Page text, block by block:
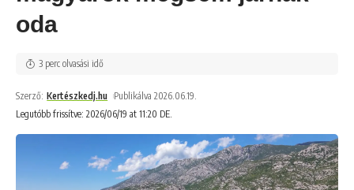
oda
Legutóbb frissítve: 2026/06/19 at 11:20 DE.
Szerző: Kertészkedj.hu Publikálva 2026.06.19.
3 perc olvasási idő